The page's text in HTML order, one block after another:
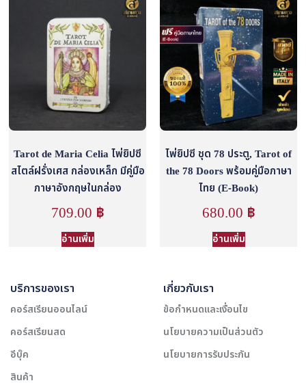
Tarot de Maria Celia ไพ่ยิปซี
สไตล์ฝรั่งเศส กล่องเหล็ก มีคู่มือ
ภาษาอังกฤษในกล่อง
709.00 ฿
อ่านเพิ่ม
ไพ่ยิปซี ชุด 78 ประตู, Tarot of
the 78 Doors พร้อมคู่มือภาษา
ไทย (E-Book)
680.00 ฿
อ่านเพิ่ม
บริการของเรา
คอร์สเรียนออนไลน์
คอร์สเรียนสด
อีบุ๊ค
สินค้า
เกี่ยวกับเรา
ข้อกำหนดและเงื่อนไข
นโยบายความเป็นส่วนตัว
นโยบายการรับประกัน